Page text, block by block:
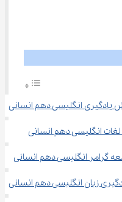
یادگیری انگلیسی دهم انسانی
زبان انگلیسی دهم انسانی